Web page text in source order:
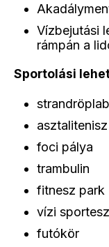
Vízbejutási
rámpán a
Sportolási
asztalitenisz
foci pálya
trambulin
fitnesz park
vízi
futókör